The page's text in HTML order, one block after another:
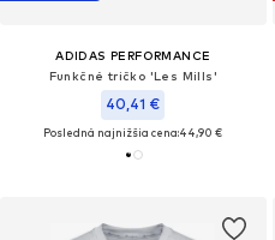
ADIDAS PERFORMANCE
Funkčné tričko 'Les Mills'
40,41 €
Posledná najnižšia cena:44,90 €